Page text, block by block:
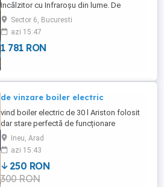
Incălzitor cu Infraroșu din lume. De
asemenea, este cea mai nouă versiune a
sistemelor Patio Heater – având o
performanță uimitoare.Este dotat cu cea
mai mare lampă halogen Ultra Low Glare
Sector 6, Bucuresti
azi 15:47
1 781 RON
de vinzare boiler electric
vind boiler electric de 30 l Ariston folosit
dar stare perfectă de funcționare
Ineu, Arad
azi 15:43
250 RON
300 RON